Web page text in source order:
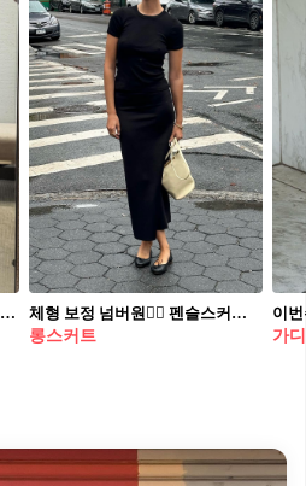
치명적인 로우라이즈 데님 언니💙 가을 니트룩에 넘 예쁜🍁🩶어반 아웃피터스 로우 라이즈
체형 보정 넘버원👍🏻 펜슬스커트 천고마비의 계절.. 다이어트 대신 펜슬스커트 입어도 될까..?👀🍂 벌룬스커트의 인기가 사그라드는 듯한 지금 시기, 이번 가을에는 슬림한 실루엣의 펜슬스커트에 주목하세요. 펜슬스커트는 직선으로 떨어지는 일자 실루엣으로 체형을 길고 날씬하게 보여주는 효과가 있습니다. 매치하는 상의에 따라 다양한 분위기를 연출할 수 있는데요. 더운 날씨에는 반팔, 민소매랑 선선할 때는 셔츠, 자켓 등 잘 어울려 활용도 높은 마성의 스커트죠. 출근룩에도 손색 없는 펜슬 스커트, 미리 장바구니에 담아 두어 가을룩을 준비해보는 건 어떨까요?
롱스커트
이
가